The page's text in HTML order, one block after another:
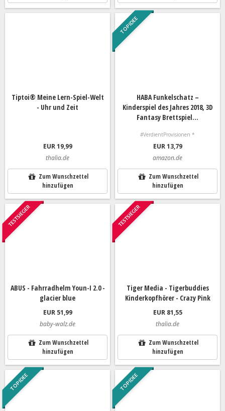
Tiptoi® Meine Lern-Spiel-Welt
- Uhr und Zeit
EUR 19,99
thalia.de
Zum Wunschzettel
hinzufügen
TOP IDEE
HABA Funkelschatz –
Kinderspiel des Jahres 2018, 3D
Fantasy Brettspiel...
#VerdientProvisionen *
EUR 13,79
amazon.de
Zum Wunschzettel
hinzufügen
TESTSIEGER
ABUS - Fahrradhelm Youn-I 2.0 -
glacier blue
EUR 51,99
baby-walz.de
Zum Wunschzettel
hinzufügen
TESTSIEGER
Tiger Media - Tigerbuddies
Kinderkopfhörer - Crazy Pink
EUR 81,55
thalia.de
Zum Wunschzettel
hinzufügen
TOP IDEE TOP IDEE